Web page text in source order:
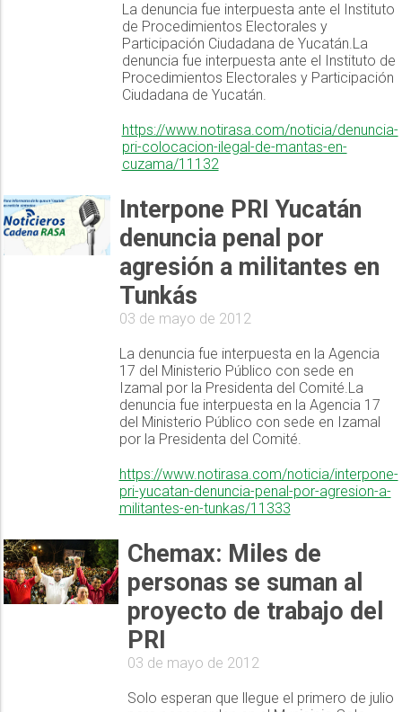
La denuncia fue interpuesta ante el Instituto
de Procedimientos Electorales y
Participación Ciudadana de Yucatán.La
denuncia fue interpuesta ante el Instituto de
Procedimientos Electorales y Participación
Ciudadana de Yucatán.
https://www.notirasa.com/noticia/denuncia-
pri-colocacion-ilegal-de-mantas-en-
cuzama/11132
Interpone PRI Yucatán
denuncia penal por
agresión a militantes en
Tunkás
03 de mayo de 2012
La denuncia fue interpuesta en la Agencia
17 del Ministerio Público con sede en
Izamal por la Presidenta del Comité.La
denuncia fue interpuesta en la Agencia 17
del Ministerio Público con sede en Izamal
por la Presidenta del Comité.
https://www.notirasa.com/noticia/interpone-
pri-yucatan-denuncia-penal-por-agresion-a-
militantes-en-tunkas/11333
Chemax: Miles de
personas se suman al
proyecto de trabajo del
PRI
03 de mayo de 2012
Solo esperan que llegue el primero de julio